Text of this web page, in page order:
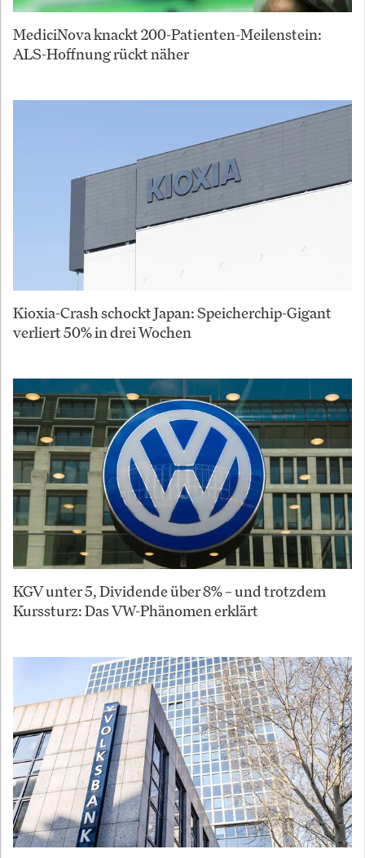
MediciNova knackt 200-Patienten-Meilenstein:
ALS-Hoffnung rückt näher
Kioxia-Crash schockt Japan: Speicherchip-Gigant
verliert 50% in drei Wochen
KGV unter 5, Dividende über 8% – und trotzdem
Kurssturz: Das VW-Phänomen erklärt